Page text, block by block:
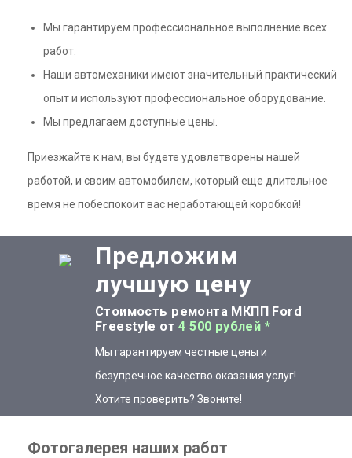
Мы гарантируем профессиональное выполнение всех
работ.
Наши автомеханики имеют значительный практический
опыт и используют профессиональное оборудование.
Мы предлагаем доступные цены.
Приезжайте к нам, вы будете удовлетворены нашей
работой, и своим автомобилем, который еще длительное
время не побеспокоит вас неработающей коробкой!
Предложим
лучшую цену
Стоимость ремонта МКПП Ford
Freestyle от4 500 рублей *
Мы гарантируем честные цены и
безупречное качество оказания услуг!
Хотите проверить? Звоните!
Фотогалерея наших работ